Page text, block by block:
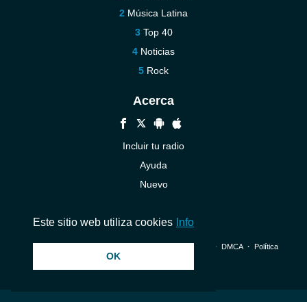
Música Latina
Top 40
Noticias
Rock
Acerca
Incluir tu radio
Ayuda
Nuevo
© 2026 InstantAudio. Reservados todos los derechos. ・ DMCA・ Política
Este sitio web utiliza cookies Info
OK